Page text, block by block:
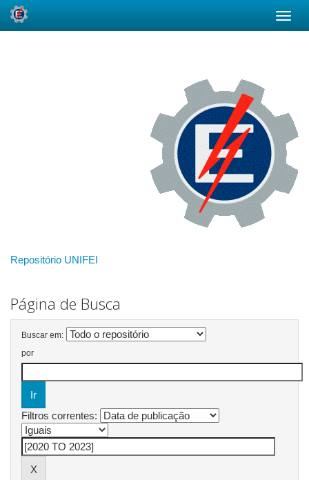
Repositório UNIFEI
Página de Busca
Buscar em:
por
Filtros correntes: